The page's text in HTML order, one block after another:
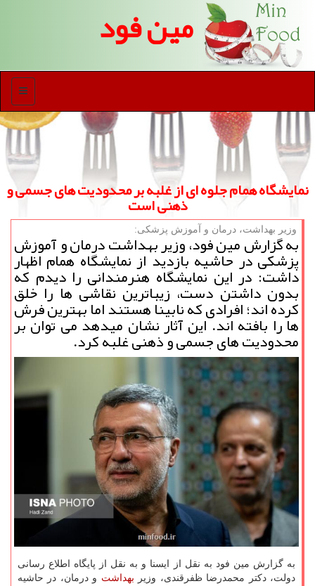
مین فود
منو
نمایشگاه همام جلوه ای از غلبه بر محدودیت های جسمی و
ذهنی است
وزیر بهداشت، درمان و آموزش پزشكی:
به گزارش مین فود، وزیر بهداشت درمان و آموزش
پزشکی در حاشیه بازدید از نمایشگاه همام اظهار
داشت: در این نمایشگاه هنرمندانی را دیدم که
بدون داشتن دست، زیباترین نقاشی ها را خلق
کرده اند؛ افرادی که نابینا هستند اما بهترین فرش
ها را بافته اند. این آثار نشان میدهد می توان بر
محدودیت های جسمی و ذهنی غلبه کرد.
به گزارش مین فود به نقل از ایسنا و به نقل از پایگاه اطلاع رسانی
دولت، دکتر محمدرضا ظفرقندی، وزیر بهداشت و درمان، در حاشیه